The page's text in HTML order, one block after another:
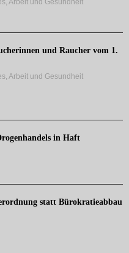
und Raucher vom 1.
Arbeit und Gesundheit
in Haft
statt Bürokratieabbau